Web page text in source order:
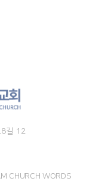
길 12
CHURCH WORDS